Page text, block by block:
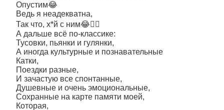
Опустим😂
Ведь я неадекватна,
Так что, х*й с ним😂🤷‍♀️
А дальше всё по-классике:
Тусовки, пьянки и гулянки,
А иногда культурные и познавательные
Катки,
Поездки разные,
И зачастую все спонтанные,
Душевные и очень эмоциональные,
Сохранные на карте памяти моей,
Которая,